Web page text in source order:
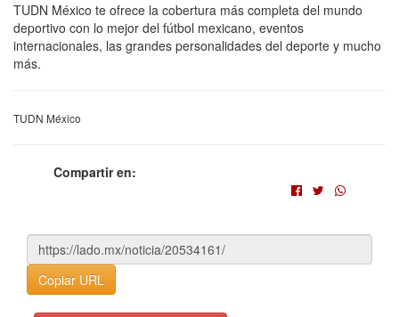
TUDN México te ofrece la cobertura más completa del mundo
deportivo con lo mejor del fútbol mexicano, eventos
internacionales, las grandes personalidades del deporte y mucho
más.
TUDN México
Compartir en:
Copiar URL